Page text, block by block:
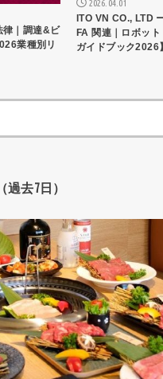
律｜調達&ビ
業種別リ
2026.04.01
ITO VN CO., LTD
FA 関連｜ロボッ
ガイドブック2026】
索:
過去7日）